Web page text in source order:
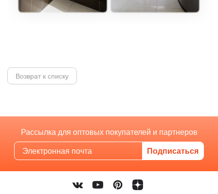
Возврат к списку
Рассылка для оптовых покупателей и партнеров